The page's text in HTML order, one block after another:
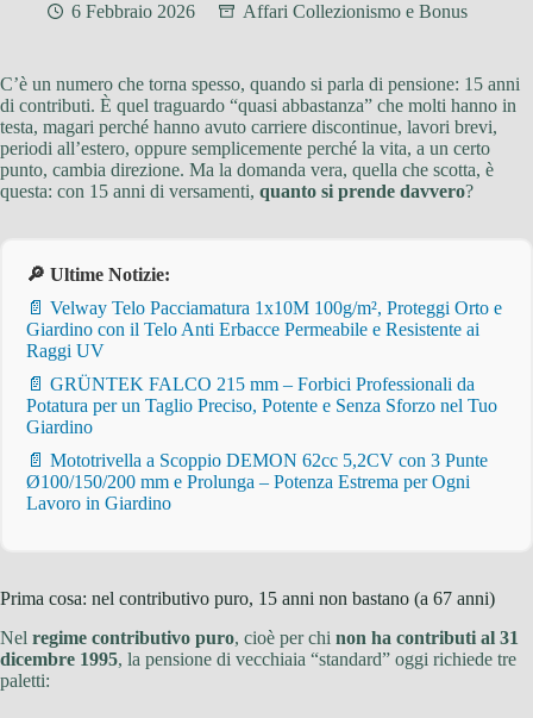
6 Febbraio 2026 Affari Collezionismo e Bonus
C’è un numero che torna spesso, quando si parla di pensione: 15 anni
di contributi. È quel traguardo “quasi abbastanza” che molti hanno in
testa, magari perché hanno avuto carriere discontinue, lavori brevi,
periodi all’estero, oppure semplicemente perché la vita, a un certo
punto, cambia direzione. Ma la domanda vera, quella che scotta, è
questa: con 15 anni di versamenti, quanto si prende davvero?
🔎 Ultime Notizie:
📄 Velway Telo Pacciamatura 1x10M 100g/m², Proteggi Orto e
Giardino con il Telo Anti Erbacce Permeabile e Resistente ai
Raggi UV
📄 GRÜNTEK FALCO 215 mm – Forbici Professionali da
Potatura per un Taglio Preciso, Potente e Senza Sforzo nel Tuo
Giardino
📄 Mototrivella a Scoppio DEMON 62cc 5,2CV con 3 Punte
Ø100/150/200 mm e Prolunga – Potenza Estrema per Ogni
Lavoro in Giardino
Prima cosa: nel contributivo puro, 15 anni non bastano (a 67 anni)
Nel regime contributivo puro, cioè per chi non ha contributi al 31
dicembre 1995, la pensione di vecchiaia “standard” oggi richiede tre
paletti: